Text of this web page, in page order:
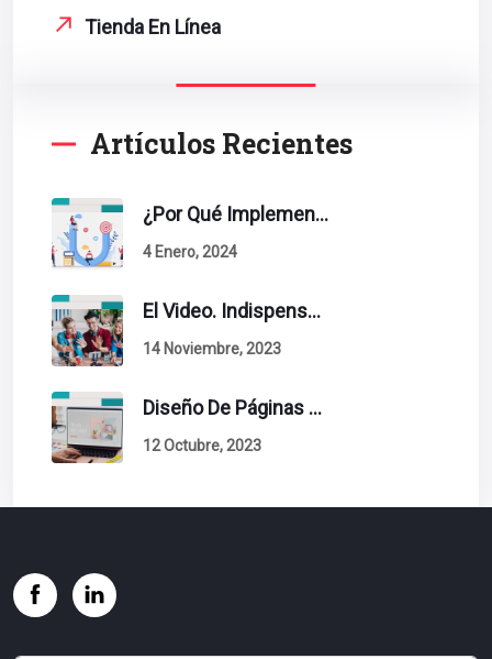
Tienda En Línea
Artículos Recientes
¿Por Qué Implementar La Metodología Inbound Marketing En Tu Empresa?
4 Enero, 2024
El Video. Indispensable En Tu Estrategia De Contenidos.
14 Noviembre, 2023
Diseño De Páginas Web. Esto Debe Tener Un Sitio Exitoso.
12 Octubre, 2023